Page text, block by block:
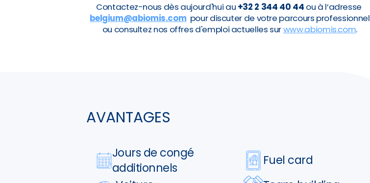
Contactez-nous dès aujourd'hui au +32 2 344 40 44 ou à l’adresse
belgium@abiomis.com pour discuter de votre parcours professionnel
ou consultez nos offres d'emploi actuelles surwww.abiomis.com.
AVANTAGES
Jours de congé
additionnels
Fuel card